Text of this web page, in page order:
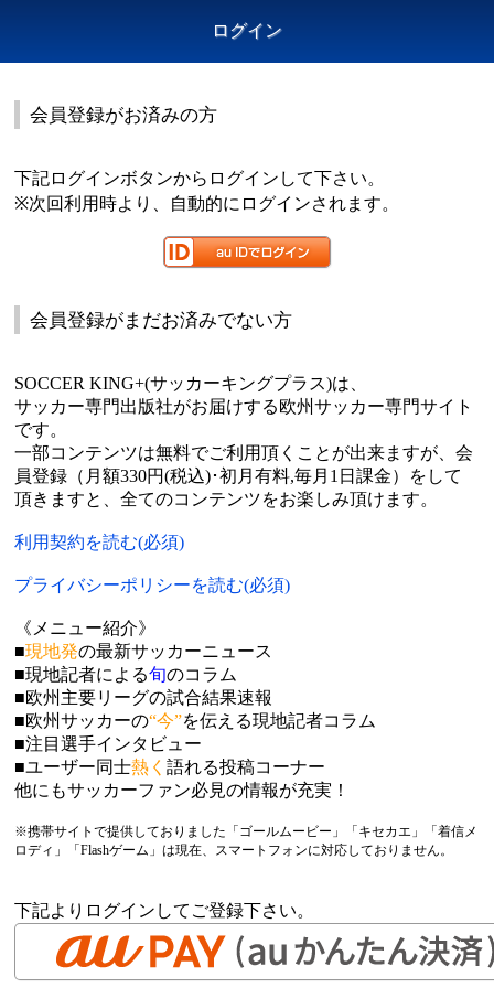
ログイン
会員登録がお済みの方
下記ログインボタンからログインして下さい。
※次回利用時より、自動的にログインされます。
会員登録がまだお済みでない方
SOCCER KING+(サッカーキングプラス)は、
サッカー専門出版社がお届けする欧州サッカー専門サイト
です。
一部コンテンツは無料でご利用頂くことが出来ますが、会
員登録（月額330円(税込)･初月有料,毎月1日課金）をして
頂きますと、全てのコンテンツをお楽しみ頂けます。
利用契約を読む(必須)
プライバシーポリシーを読む(必須)
《メニュー紹介》
■現地発の最新サッカーニュース
■現地記者による旬のコラム
■欧州主要リーグの試合結果速報
■欧州サッカーの“今”を伝える現地記者コラム
■注目選手インタビュー
■ユーザー同士熱く語れる投稿コーナー
他にもサッカーファン必見の情報が充実！
※携帯サイトで提供しておりました「ゴールムービー」「キセカエ」「着信メ
ロディ」「Flashゲーム」は現在、スマートフォンに対応しておりません。
下記よりログインしてご登録下さい。